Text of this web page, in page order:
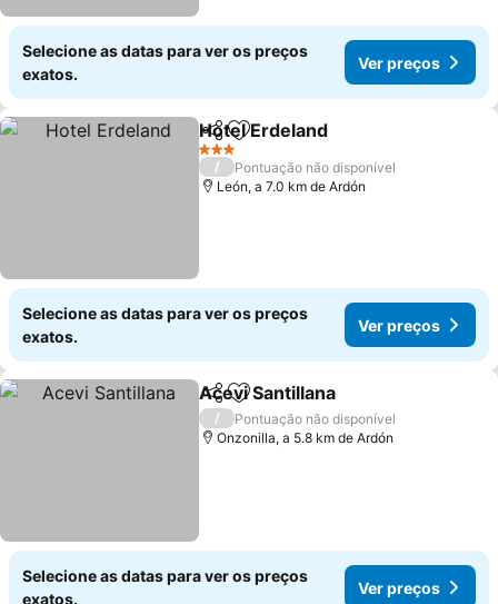
Selecione as datas para ver os preços
exatos.
Ver preços
PartilharAdicionar aos favoritos
Hotel Erdeland
3 Estrelas
/
Pontuação não disponível
León, a 7.0 km de Ardón
Selecione as datas para ver os preços
exatos.
Ver preços
PartilharAdicionar aos favoritos
Acevi Santillana
/
Pontuação não disponível
Onzonilla, a 5.8 km de Ardón
Selecione as datas para ver os preços
exatos.
Ver preços